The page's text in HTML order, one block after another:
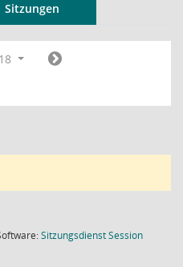
Sitzungen
SitzungsdienstSession(Wird in